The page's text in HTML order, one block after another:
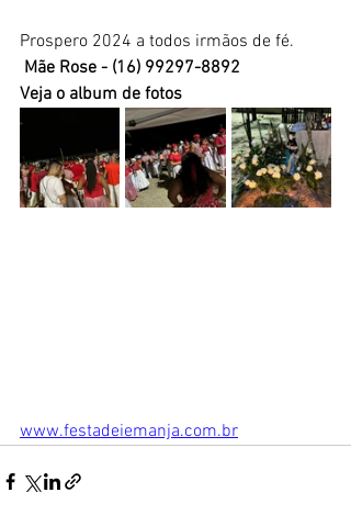
Prospero 2024 a todos irmãos de fé.
Mãe Rose - (16) 99297-8892
Veja o album de fotos
www.festadeiemanja.com.br